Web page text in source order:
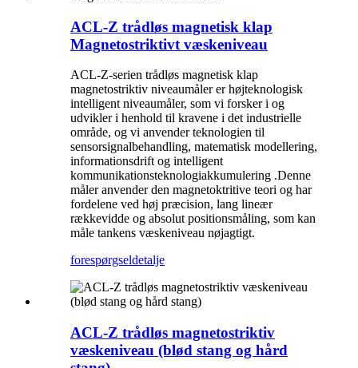
ACL-Z trådløs magnetisk klap
Magnetostriktivt væskeniveau
ACL-Z-serien trådløs magnetisk klap
magnetostriktiv niveaumåler er højteknologisk
intelligent niveaumåler, som vi forsker i og
udvikler i henhold til kravene i det industrielle
område, og vi anvender teknologien til
sensorsignalbehandling, matematisk modellering,
informationsdrift og intelligent
kommunikationsteknologiakkumulering .Denne
måler anvender den magnetoktritive teori og har
fordelene ved høj præcision, lang lineær
rækkevidde og absolut positionsmåling, som kan
måle tankens væskeniveau nøjagtigt.
forespørgseldetalje
ACL-Z trådløs magnetostriktiv
væskeniveau (blød stang og hård